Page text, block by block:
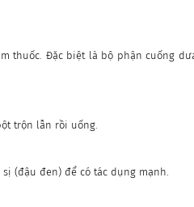
thuốc. Đặc biệt là bộ phận cuống
trộn lẫn rồi uống.
(đậu đen) để có tác dụng mạnh.